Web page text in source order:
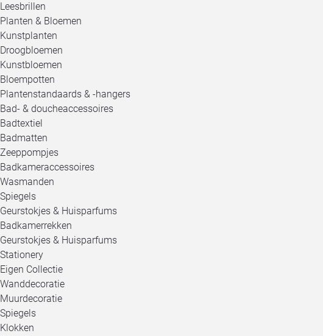
Leesbrillen
Planten & Bloemen
Kunstplanten
Droogbloemen
Kunstbloemen
Bloempotten
Plantenstandaards & -hangers
Bad- & doucheaccessoires
Badtextiel
Badmatten
Zeeppompjes
Badkameraccessoires
Wasmanden
Spiegels
Geurstokjes & Huisparfums
Badkamerrekken
Geurstokjes & Huisparfums
Stationery
Eigen Collectie
Wanddecoratie
Muurdecoratie
Spiegels
Klokken